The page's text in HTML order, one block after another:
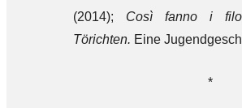
(2014); Così fanno i
Törichten. Eine
*